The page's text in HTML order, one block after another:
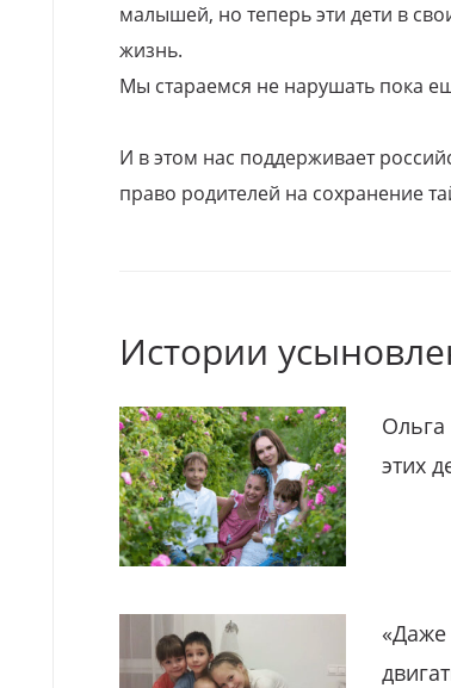
малышей, но теперь эти дети в
жизнь.
Мы стараемся не нарушать пока
И в этом нас поддерживает
право родителей на сохранение
Истории
Ольга
этих